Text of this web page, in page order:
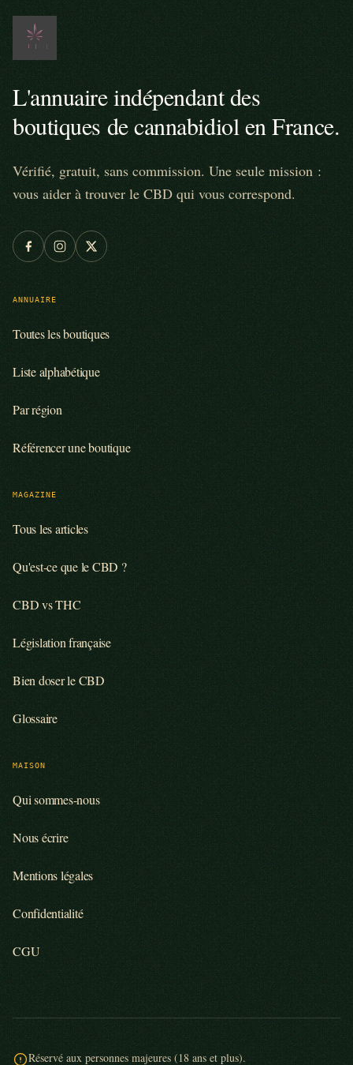
L'annuaire indépendant des
boutiques de cannabidiol en France.
Vérifié, gratuit, sans commission. Une seule mission :
vous aider à trouver le CBD qui vous correspond.
ANNUAIRE
Toutes les boutiques
Liste alphabétique
Par région
Référencer une boutique
MAGAZINE
Tous les articles
Qu'est-ce que le CBD ?
CBD vs THC
Législation française
Bien doser le CBD
Glossaire
MAISON
Qui sommes-nous
Nous écrire
Mentions légales
Confidentialité
CGU
Réservé aux personnes majeures (18 ans et plus).